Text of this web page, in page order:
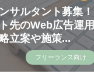
サルタント募集！
先のWeb広告運用
立案や施策...
フリーランス向け